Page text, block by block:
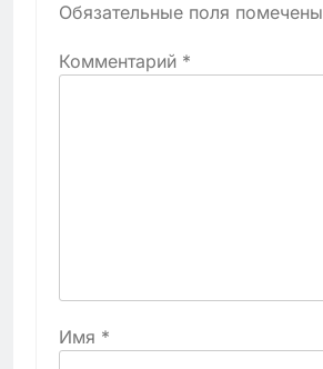
Обязательные поля помечены
Комментарий *
Имя *